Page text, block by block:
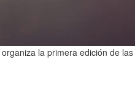
organiza la primera edición de las